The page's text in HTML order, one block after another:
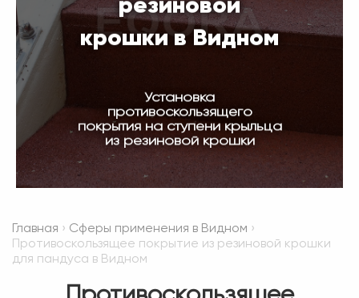
крошки в Видном
Установка
противоскользящего
покрытия на ступени крыльца
из резиновой крошки
Главная › Сферы применения в Видном ›
Противоскользящее покрытие из резиновой крошки
для пандуса в Видном